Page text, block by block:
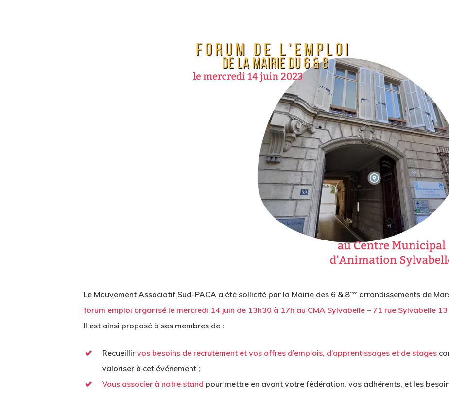
Le Mouvement Associatif Sud-PACA a été sollicité par la Mairie des 6 & 8ème arrondissements de
forum emploi organisé le mercredi 14 juin de 13h30 à 17h au CMA Sylvabelle – 71 rue Sylvabelle
Il est ainsi proposé à ses membres de :
Recueillirvos besoins de recrutement et vos offres d’emplois, d’apprentissages et de stages
valoriser à cet événement ;
Vous associer à notre stand pour mettre en avant votre fédération, vos adhérents, et les